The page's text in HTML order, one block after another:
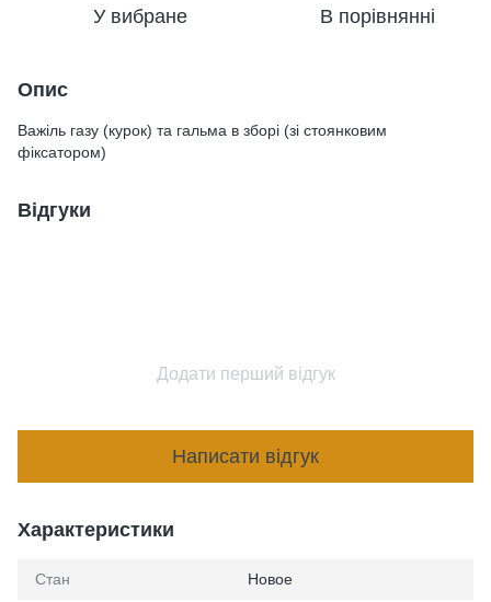
У вибране В порівнянні
Опис
Важіль газу (курок) та гальма в зборі (зі стоянковим
фіксатором)
Відгуки
Додати перший відгук
Написати відгук
Характеристики
Стан Новое